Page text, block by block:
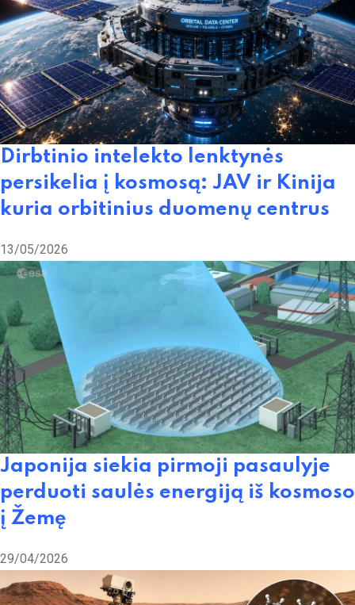
Dirbtinio intelekto lenktynės
persikelia į kosmosą: JAV ir Kinija
kuria orbitinius duomenų centrus
13/05/2026
Japonija siekia pirmoji pasaulyje
perduoti saulės energiją iš kosmoso
į Žemę
29/04/2026